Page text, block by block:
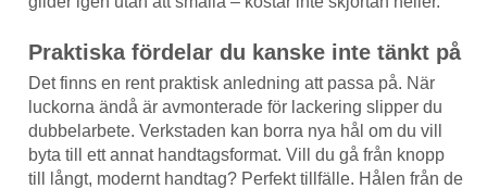
Praktiska fördelar du kanske inte tänkt på
Det finns en rent praktisk anledning att passa på. När
luckorna ändå är avmonterade för lackering slipper du
dubbelarbete. Verkstaden kan borra nya hål om du vill
byta till ett annat handtagsformat. Vill du gå från knopp
till långt, modernt handtag? Perfekt tillfälle. Hålen från de